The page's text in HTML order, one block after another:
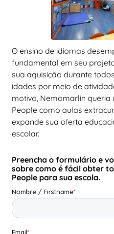
O ensino de idiomas
fundamental em seu
sua aquisição durante
idades por meio de
motivo, Nemomarlin queria
People como aulas
expande sua oferta
escolar.
Preencha o formulário e
sobre como é fácil obter
People para sua escola.